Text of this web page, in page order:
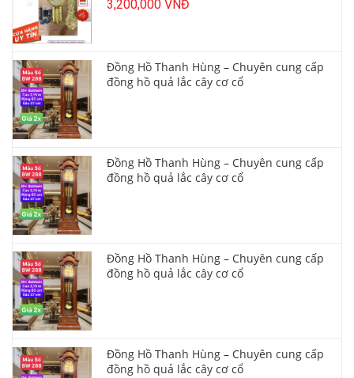
3,200,000 VNĐ
Đồng Hồ Thanh Hùng – Chuyên cung cấp
đồng hồ quả lắc cây cơ cổ
Đồng Hồ Thanh Hùng – Chuyên cung cấp
đồng hồ quả lắc cây cơ cổ
Đồng Hồ Thanh Hùng – Chuyên cung cấp
đồng hồ quả lắc cây cơ cổ
Đồng Hồ Thanh Hùng – Chuyên cung cấp
đồng hồ quả lắc cây cơ cổ